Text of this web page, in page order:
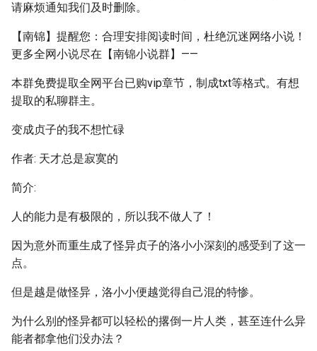
请麻烦通知我们及时删除。
【南锦】提醒您：合理安排阅读时间，杜绝沉迷网络小说！
更多全网小说尽在【南锦小说群】——
本群免费提取全网平台已购vip章节，制成txt等格式。有想
提取的私聊群主。
变成贞子的我不想忙碌
作者: 天才总是寂寞的
简介:
人的能力是有极限的，所以我不做人了！
因为意外而重生成了怪异贞子的洛小小深刻的感受到了这一
点。
但是越是做怪异，洛小小便越觉得自己混的特惨。
为什么别的怪异都可以轻松的撂倒一片人类，甚至连什么异
能者都拿他们没办法？